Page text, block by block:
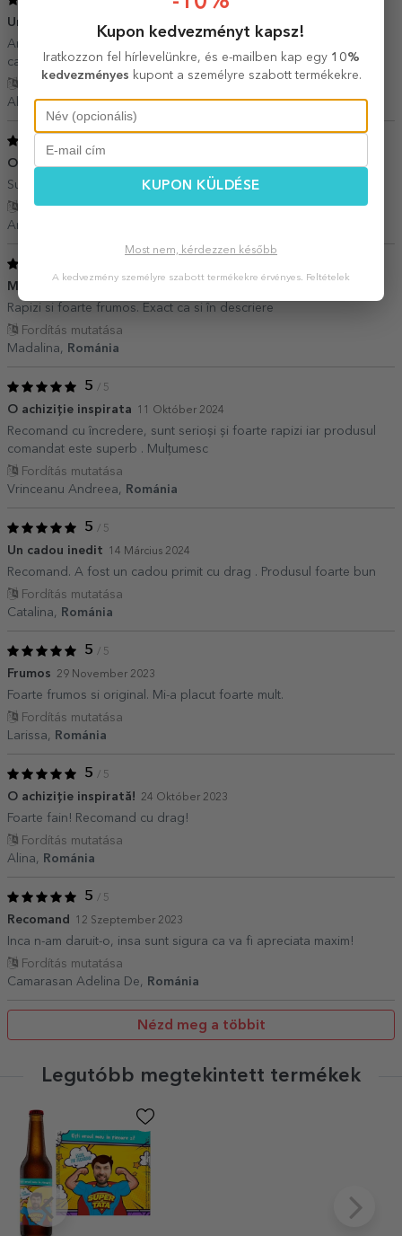
Un cadou interesant 27 Június 2025
Arata exact ca in poza, un cadou interesant si eticheta pare de
calitate. Nu am gustat inca berea dar sper sa fie ok.
Fordítás mutatása
Alina,Románia
O achiziție inspirată 22 Május 2025
Super idee, soțul a fost încântat de ? cadou!
Fordítás mutatása
Andrea,
Multumita
Rapizi si foarte frumos. Exact ca si în descriere
Fordítás mutatása
Madalina,
Románia
5 / 5
O achiziție inspirata 11 Október 2024
Recomand cu încredere, sunt serioși și foarte rapizi iar produsul
comandat este superb . Mulțumesc
Fordítás mutatása
Vrinceanu Andreea,
Románia
5 / 5
Un cadou inedit 14 Március 2024
Recomand. A fost un cadou primit cu drag . Produsul foarte bun
Fordítás mutatása
Catalina,
Románia
5 / 5
Frumos 29 November 2023
Foarte frumos si original. Mi-a placut foarte mult.
Fordítás mutatása
Larissa,
Románia
5 / 5
O achiziție inspirată! 24 Október 2023
Foarte fain! Recomand cu drag!
Fordítás mutatása
Alina,
Románia
5 / 5
Recomand 12 Szeptember 2023
Inca n-am daruit-o, insa sunt sigura ca va fi apreciata maxim!
Fordítás mutatása
Camarasan Adelina De,
Románia
Nézd meg a többit
Legutóbb megtekintett termékek
Kupon kedvezményt kapsz!
Iratkozzon fel hírlevelünkre, és e-mailben kap egy 10%
kedvezményes kupont a személyre szabott termékekre.
KUPON KÜLDÉSE
Most nem, kérdezzen később
A kedvezmény személyre szabott termékekre érvényes. Feltételek